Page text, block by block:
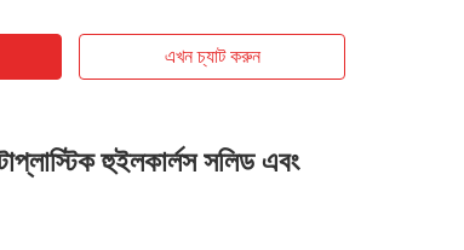
এখন চ্যাট করুন
হুইলকার্লস সলিড এবং